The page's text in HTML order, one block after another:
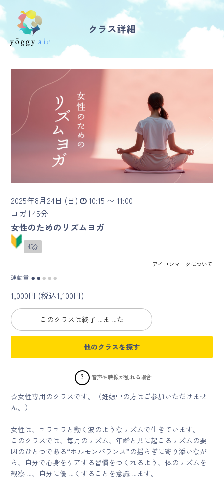
受講の流れ
料金について
インストラクター一覧
FAQ / お問い合わせ
yoggy store
yoggy mommy
マイページ
会員規約について
クラス参加にあたっての同意書
特定商取引にかかわる表示
プライバシーポリシー
クラス詳細
2025年8月24日 (日)
10:15 〜 11:00
ヨガ | 45分
女性のためのリズムヨガ
45分
アイコンマークについて
運動量 ● ● ● ● ●
1,000円 (税込1,100円)
このクラスは終了しました
他のクラスを探す
? 音声や映像が乱れる場合
☆女性専用のクラスです。（妊娠中の方はご参加いただけませ
ん。）
女性は、ユラユラと動く波のようなリズムで生きています。
このクラスでは、毎月のリズム、年齢と共に起こるリズムの要
因のひとつである“ホルモンバランス”の揺らぎに寄り添いなが
ら、自分で心身をケアする習慣をつくれるよう、体のリズムを
観察し、自分に優しくすることを意識します。